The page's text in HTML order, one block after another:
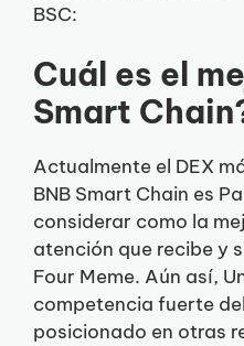
BSC:
Cuál es el
Smart
Actualmente el DEX
BNB Smart Chain es
considerar como la
atención que recibe y
Four Meme. Aún así,
competencia fuerte
posicionado en otras